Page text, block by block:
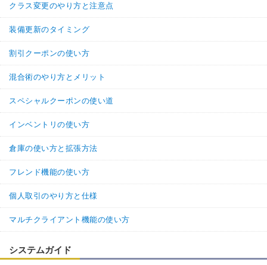
クラス変更のやり方と注意点
装備更新のタイミング
割引クーポンの使い方
混合術のやり方とメリット
スペシャルクーポンの使い道
インベントリの使い方
倉庫の使い方と拡張方法
フレンド機能の使い方
個人取引のやり方と仕様
マルチクライアント機能の使い方
システムガイド